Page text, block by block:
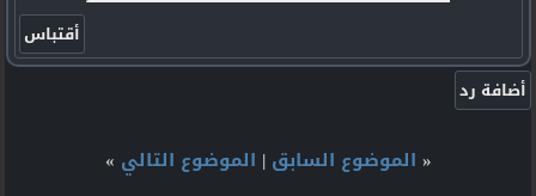
« الموضوع السابق | الموضوع التالي »